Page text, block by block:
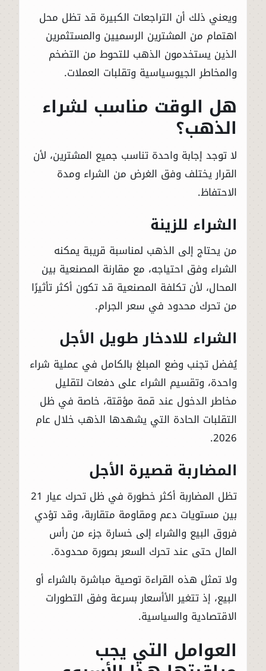
ويعني ذلك أن التراجعات الكبيرة قد تظل محل
اهتمام من المشترين الرسميين والمستثمرين
الذين يستخدمون الذهب للتحوط من التضخم
والمخاطر الجيوسياسية وتقلبات العملات.
هل الوقت مناسب لشراء
الذهب؟
لا توجد إجابة واحدة تناسب جميع المشترين، لأن
القرار يختلف وفق الغرض من الشراء ومدة
الاحتفاظ.
الشراء للزينة
من يحتاج إلى الذهب لمناسبة قريبة يمكنه
الشراء وفق احتياجه، مع مقارنة المصنعية بين
المحال، لأن تكلفة المصنعية قد تكون أكثر تأثيرًا
من تحرك محدود في سعر الجرام.
الشراء للادخار طويل الأجل
يُفضل تجنب وضع المبلغ بالكامل في عملية شراء
واحدة، وتقسيم الشراء على دفعات لتقليل
مخاطر الدخول عند قمة مؤقتة، خاصة في ظل
التقلبات الحادة التي يشهدها الذهب خلال عام
2026.
المضاربة قصيرة الأجل
تظل المضاربة أكثر خطورة في ظل تحرك عيار 21
بين مستويات دعم ومقاومة متقاربة، وقد تؤدي
فروق البيع والشراء إلى خسارة جزء من رأس
المال حتى عند تحرك السعر بصورة محدودة.
ولا تمثل هذه القراءة توصية مباشرة بالشراء أو
البيع، إذ تتغير الأأسعار بسرعة وفق التطورات
الاقتصادية والسياسية.
العوامل التي يجب